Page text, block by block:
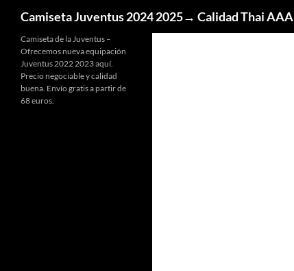
Camiseta Juventus 2024 2025→ Calidad Thai AAA
Camiseta de la Juventus –
Ofrecemos nueva equipación
Juventus 2022 2023 aquí.
Precio negociable y calidad
buena. Envío gratis a partir de
68 euros.